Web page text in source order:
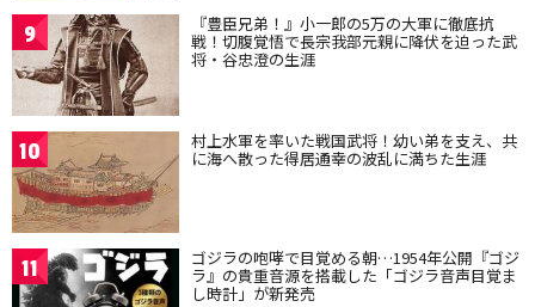
9 『豊臣兄弟！』小一郎の5万の大軍に徹底抗
戦！切腹覚悟で長宗我部元親に降伏を迫った武
将・谷忠澄の生涯
10 村上水軍を率いた戦国武将！幼い弟を支え、共
に海へ散った得居通幸の波乱に満ちた生涯
11 ゴジラの咆哮で目覚める朝…1954年公開『ゴジ
ラ』の貴重音源を搭載した「ゴジラ音声目覚ま
し時計」が新発売